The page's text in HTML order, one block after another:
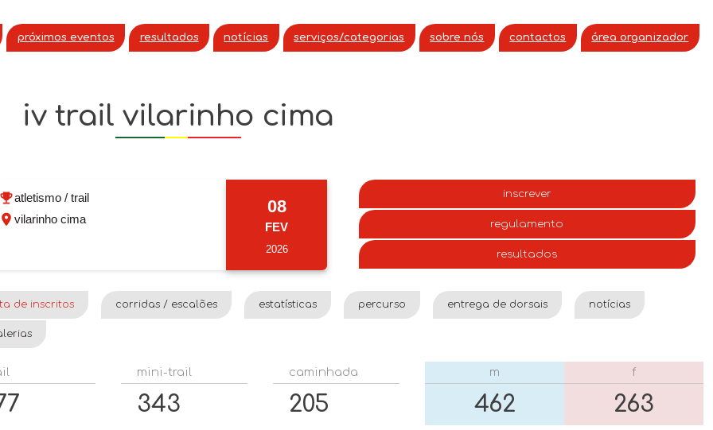
próximos eventos resultados notícias serviços/categorias sobre nós contactos área organizador
iv trail vilarinho cima
atletismo / trail
vilarinho cima
08
FEV
2026
inscrever
regulamento
resultados
de inscritos corridas / escalões estatísticas percurso entrega de dorsais notícias
mini-trail
343
caminhada
205
m
462
f
263